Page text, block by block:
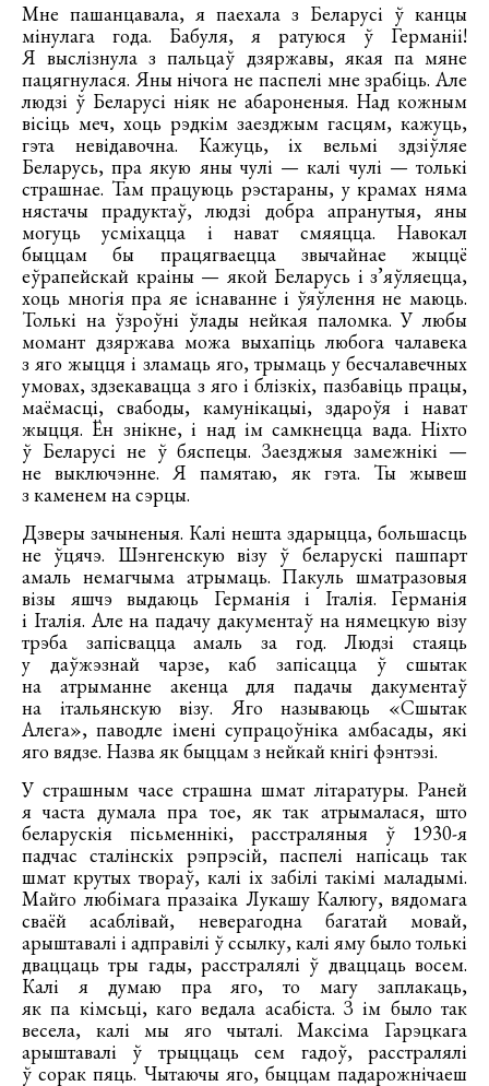
Мне пашанцавала, я паехала з Беларусі ў канцы
мінулага года. Бабуля, я ратуюся ў Германіі!
Я выслізнула з пальцаў дзяржавы, якая па мяне
пацягнулася. Яны нічога не паспелі мне зрабіць. Але
людзі ў Беларусі ніяк не абароненыя. Над кожным
вісіць меч, хоць рэдкім заезджым гасцям, кажуць,
гэта невідавочна. Кажуць, іх вельмі здзіўляе
Беларусь, пра якую яны чулі — калі чулі — толькі
страшнае. Там працуюць рэстараны, у крамах няма
нястачы прадуктаў, людзі добра апранутыя, яны
могуць усміхацца і нават смяяцца. Навокал
быццам бы працягваецца звычайнае жыццё
еўрапейскай краіны — якой Беларусь і з’яўляецца,
хоць многія пра яе існаванне і ўяўлення не маюць.
Толькі на ўзроўні ўлады нейкая паломка. У любы
момант дзяржава можа выхапіць любога чалавека
з яго жыцця і зламаць яго, трымаць у бесчалавечных
умовах, здзекавацца з яго і блізкіх, пазбавіць працы,
маёмасці, свабоды, камунікацыі, здароўя і нават
жыцця. Ён знікне, і над ім самкнецца вада. Ніхто
ў Беларусі не ў бяспецы. Заезджыя замежнікі —
не выключэнне. Я памятаю, як гэта. Ты жывеш
з каменем на сэрцы.
Дзверы зачыненыя. Калі нешта здарыцца, большасць
не ўцячэ. Шэнгенскую візу ў беларускі пашпарт
амаль немагчыма атрымаць. Пакуль шматразовыя
візы яшчэ выдаюць Германія і Італія. Германія
і Італія. Але на падачу дакументаў на нямецкую візу
трэба запісвацца амаль за год. Людзі стаяць
у даўжэзнай чарзе, каб запісацца ў сшытак
на атрыманне акенца для падачы дакументаў
на італьянскую візу. Яго называюць «Сшытак
Алега», паводле імені супрацоўніка амбасады, які
яго вядзе. Назва як быццам з нейкай кнігі фэнтэзі.
У страшным часе страшна шмат літаратуры. Раней
я часта думала пра тое, як так атрымалася, што
беларускія пісьменнікі, расстраляныя ў 1930-я
падчас сталінскіх рэпрэсій, паспелі напісаць так
шмат крутых твораў, калі іх забілі такімі маладымі.
Майго любімага празаіка Лукашу Калюгу, вядомага
сваёй асаблівай, неверагодна багатай мовай,
арыштавалі і адправілі ў ссылку, калі яму было толькі
дваццаць тры гады, расстралялі ў дваццаць восем.
Калі я думаю пра яго, то магу заплакаць,
як па кімсьці, каго ведала асабіста. З ім было так
весела, калі мы яго чыталі. Максіма Гарэцкага
арыштавалі ў трыццаць сем гадоў, расстралялі
ў сорак пяць. Чытаючы яго, быццам падарожнічаеш